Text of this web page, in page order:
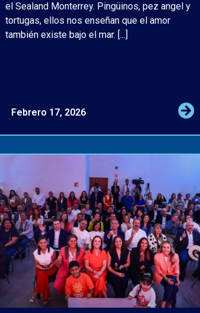
el Sealand Monterrey. Pingüinos, pez angel y
tortugas, ellos nos enseñan que el amor
también existe bajo el mar. [...]
Febrero 17, 2026